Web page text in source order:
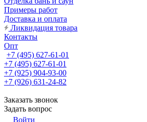
Примеры работ
Доставка и оплата
Ликвидация товара
Контакты
Опт
+7 (495) 627-61-01
+7 (495) 627-61-01
+7 (925) 904-93-00
+7 (926) 631-24-82
Заказать звонок
Задать вопрос
Войти